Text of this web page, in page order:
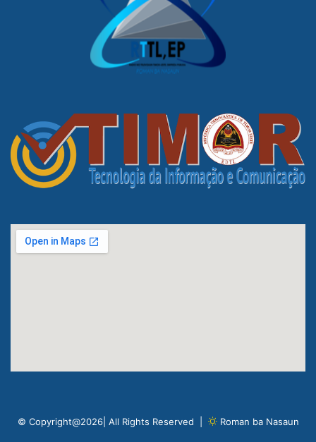
© Copyright@2026| All Rights Reserved | Roman ba Nasaun